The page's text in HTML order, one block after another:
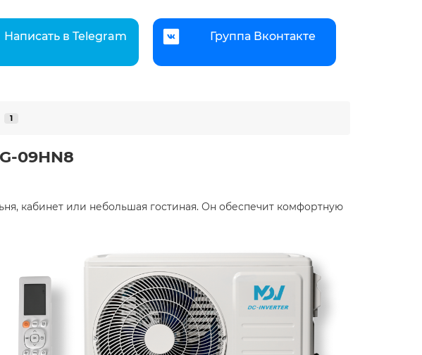
Написать в Telegram Группа Вконтакте
1
09HN8
кабинет или небольшая гостиная. Он обеспечит комфортную